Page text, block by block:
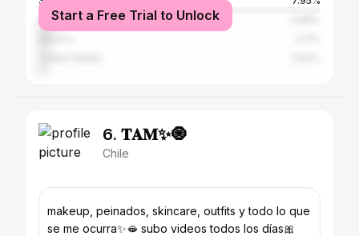
Argentina
Start a Free Trial to Unlock
6. 𝐓𝐀𝐌✨🧿
Chile
makeup, peinados, skincare, outfits y todo lo que
se me ocurra✨🫦 subo videos todos los días🎀